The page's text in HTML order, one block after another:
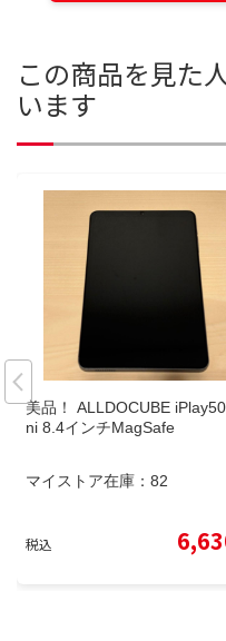
この商品を見た
います
美品！ ALLDOCUBE
ni 8.4インチMagSafe
マイストア在庫： 82
税込